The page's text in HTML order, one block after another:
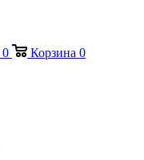
0 Корзина 0